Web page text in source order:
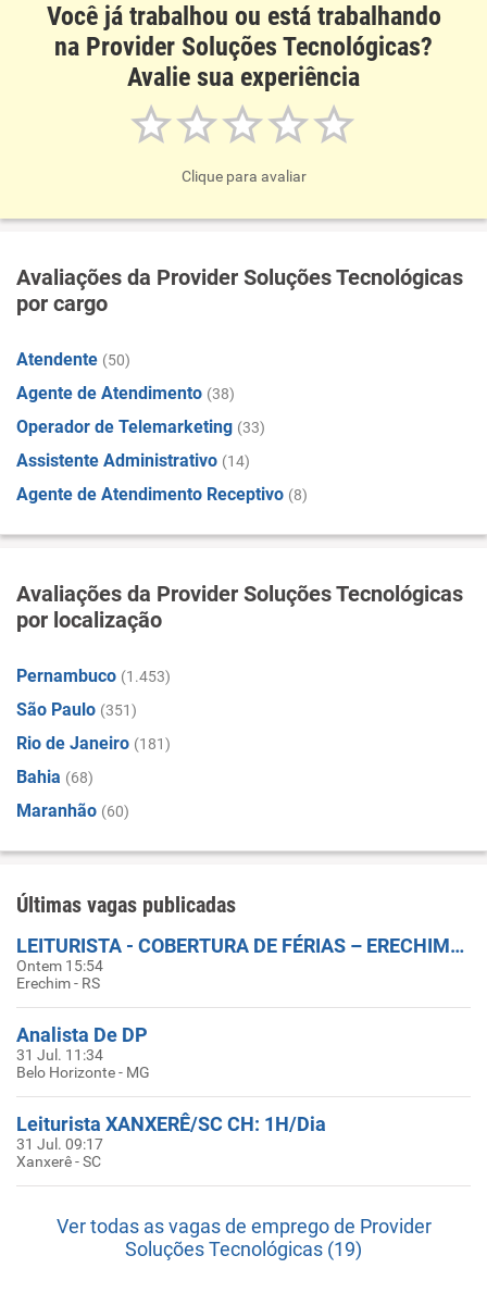
Você já trabalhou ou está trabalhando
na Provider Soluções Tecnológicas?
Avalie sua experiência
Clique para avaliar
Avaliações da Provider Soluções Tecnológicas
por cargo
Atendente (50)
Agente de Atendimento (38)
Operador de Telemarketing (33)
Assistente Administrativo (14)
Agente de Atendimento Receptivo (8)
Avaliações da Provider Soluções Tecnológicas
por localização
Pernambuco (1.453)
São Paulo (351)
Rio de Janeiro (181)
Bahia (68)
Maranhão (60)
Últimas vagas publicadas
LEITURISTA - COBERTURA DE FÉRIAS – ERECHIM/RS
Ontem 15:54
Erechim - RS
Analista De DP
31 Jul. 11:34
Belo Horizonte - MG
Leiturista XANXERÊ/SC CH: 1H/Dia
31 Jul. 09:17
Xanxerê - SC
Ver todas as vagas de emprego de Provider
Soluções Tecnológicas (19)